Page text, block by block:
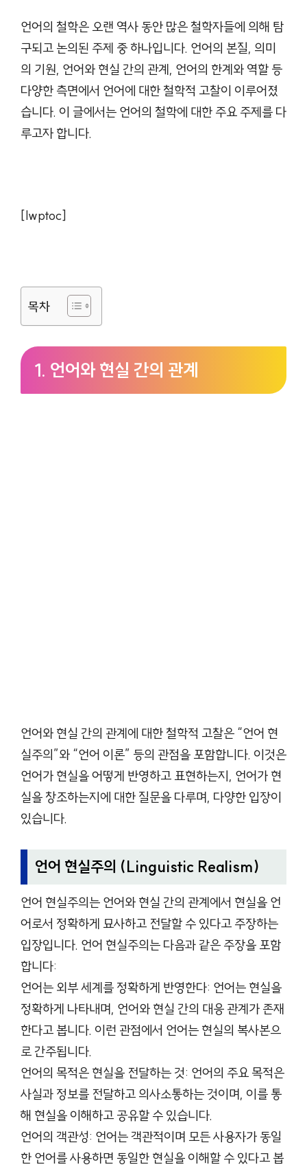
언어의 철학은 오랜 역사 동안 많은 철학자들에 의해 탐
구되고 논의된 주제 중 하나입니다. 언어의 본질, 의미
의 기원, 언어와 현실 간의 관계, 언어의 한계와 역할 등
다양한 측면에서 언어에 대한 철학적 고찰이 이루어졌
습니다. 이 글에서는 언어의 철학에 대한 주요 주제를 다
루고자 합니다.
[lwptoc]
목차
1. 언어와 현실 간의 관계
언어와 현실 간의 관계에 대한 철학적 고찰은 “언어 현
실주의”와 “언어 이론” 등의 관점을 포함합니다. 이것은
언어가 현실을 어떻게 반영하고 표현하는지, 언어가 현
실을 창조하는지에 대한 질문을 다루며, 다양한 입장이
있습니다.
언어 현실주의 (Linguistic Realism)
언어 현실주의는 언어와 현실 간의 관계에서 현실을 언
어로서 정확하게 묘사하고 전달할 수 있다고 주장하는
입장입니다. 언어 현실주의는 다음과 같은 주장을 포함
합니다:
언어는 외부 세계를 정확하게 반영한다: 언어는 현실을
정확하게 나타내며, 언어와 현실 간의 대응 관계가 존재
한다고 봅니다. 이런 관점에서 언어는 현실의 복사본으
로 간주됩니다.
언어의 목적은 현실을 전달하는 것: 언어의 주요 목적은
사실과 정보를 전달하고 의사소통하는 것이며, 이를 통
해 현실을 이해하고 공유할 수 있습니다.
언어의 객관성: 언어는 객관적이며 모든 사용자가 동일
한 언어를 사용하면 동일한 현실을 이해할 수 있다고 봅